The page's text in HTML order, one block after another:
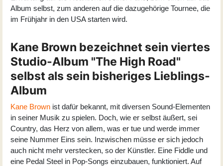
Album selbst, zum anderen auf die dazugehörige Tournee, die
im Frühjahr in den USA starten wird.
Kane Brown bezeichnet sein viertes
Studio-Album "The High Road"
selbst als sein bisheriges Lieblings-
Album
Kane Brown ist dafür bekannt, mit diversen Sound-Elementen
in seiner Musik zu spielen. Doch, wie er selbst äußert, sei
Country, das Herz von allem, was er tue und werde immer
seine Nummer Eins sein. Inzwischen müsse er sich jedoch
auch nicht mehr verstecken, so der Künstler. Eine Fiddle und
eine Pedal Steel in Pop-Songs einzubauen, funktioniert. Auf